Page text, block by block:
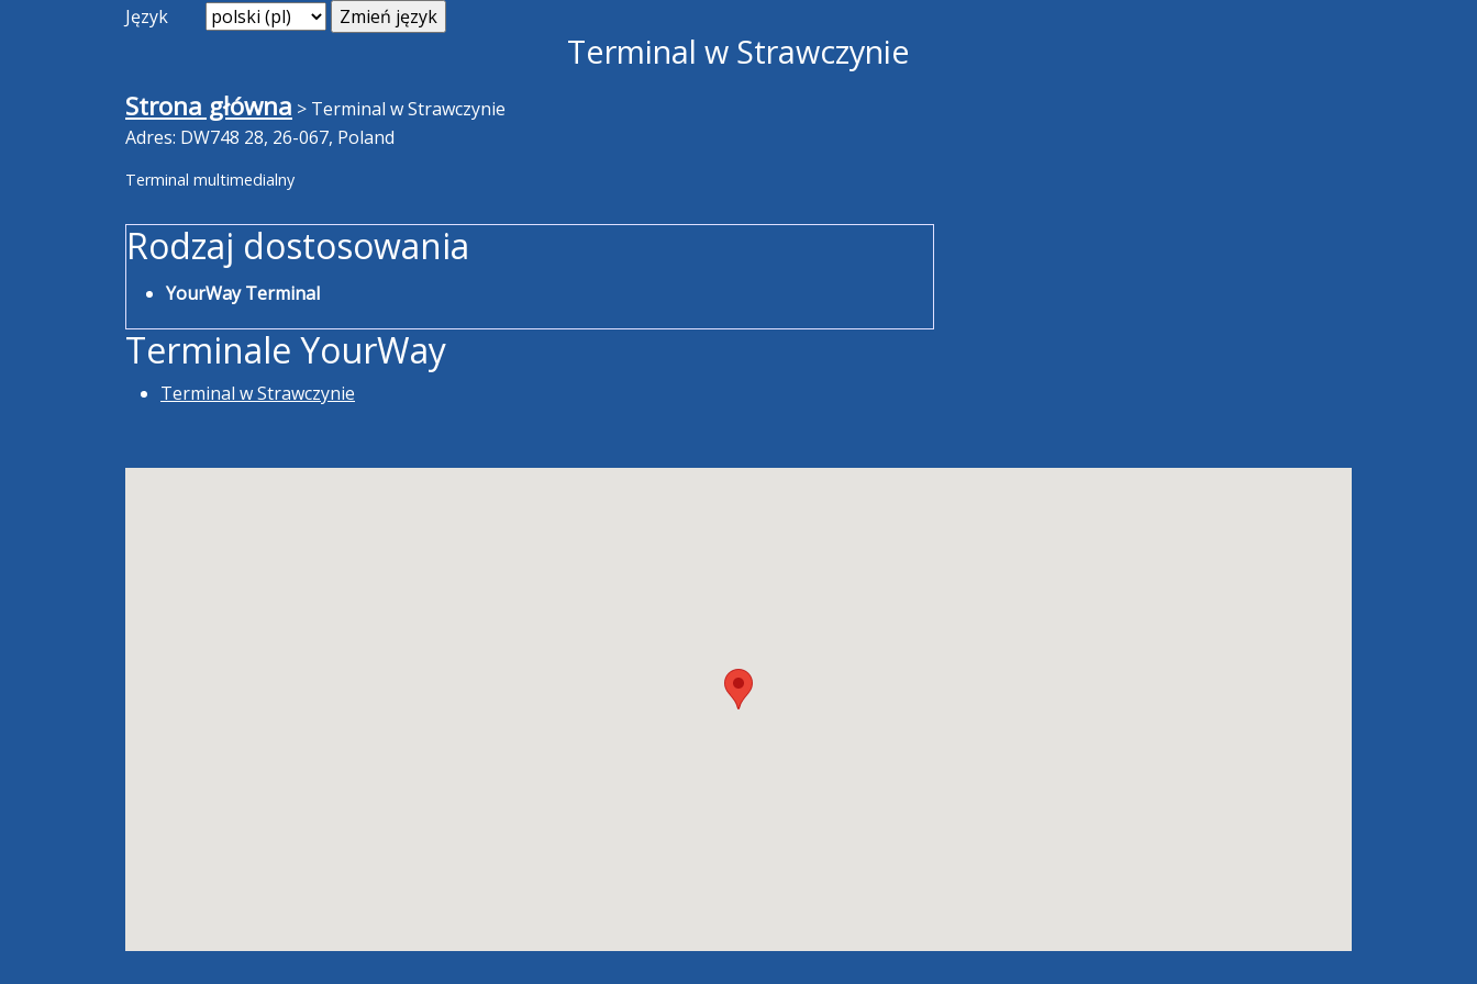
Język
Terminal w Strawczynie
Strona główna > Terminal w Strawczynie
Adres: DW748 28, 26-067, Poland
Terminal multimedialny
Rodzaj dostosowania
YourWay Terminal
Terminale YourWay
Terminal w Strawczynie